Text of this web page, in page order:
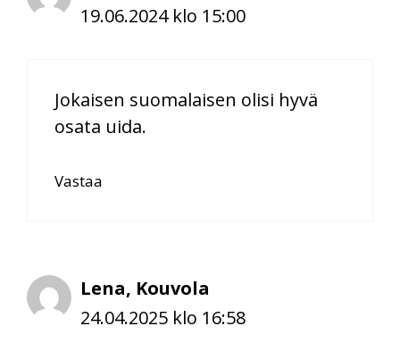
19.06.2024 klo 15:00
Jokaisen suomalaisen olisi hyvä
osata uida.
Vastaa
Lena, Kouvola
24.04.2025 klo 16:58